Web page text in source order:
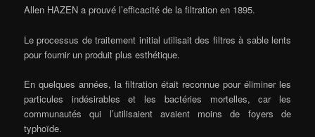
Allen HAZEN a prouvé l’efficacité de la filtration en 1895.
Le processus de traitement initial utilisait des filtres à sable lents
pour fournir un produit plus esthétique.
En quelques années, la filtration était reconnue pour éliminer les
particules indésirables et les bactéries mortelles, car les
communautés qui l’utilisaient avaient moins de foyers de
typhoïde.